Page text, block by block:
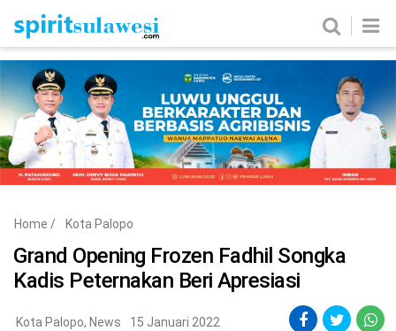
Home News
Metro Nasional
Politik Hukum & Kriminal
Home / Kota Palopo
Grand Opening Frozen Fadhil Songka
Kadis Peternakan Beri Apresiasi
Kota Palopo, News 15 Januari 2022